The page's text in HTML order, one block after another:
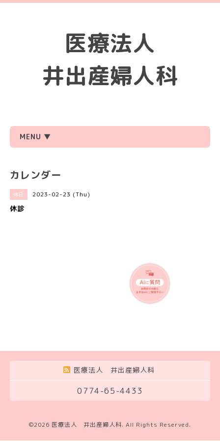
医療法人
井出産婦人科
MENU ▼
カレンダー
休日 2023-02-23 (Thu)
休診
医療法人 井出産婦人科
0774-65-4433
©2026 医療法人 井出産婦人科. All Rights Reserved.